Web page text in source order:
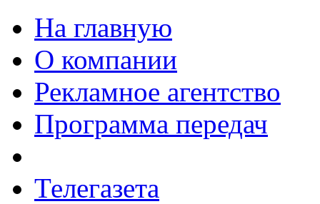
На главную
О компании
Рекламное агентство
Программа передач
Телегазета